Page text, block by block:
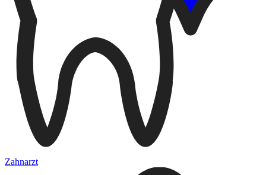
Zahnarzt